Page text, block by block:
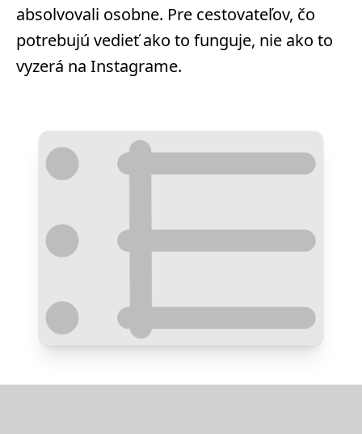
absolvovali osobne. Pre cestovateľov, čo
potrebujú vedieť ako to funguje, nie ako to
vyzerá na Instagrame.